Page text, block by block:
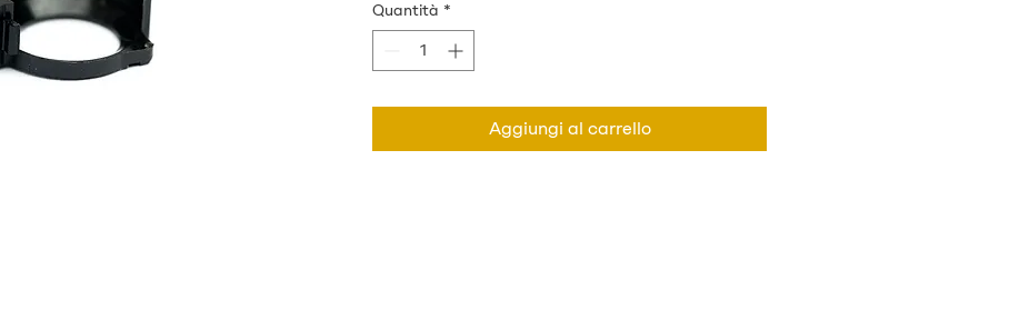
Quantità *
Aggiungi al carrello